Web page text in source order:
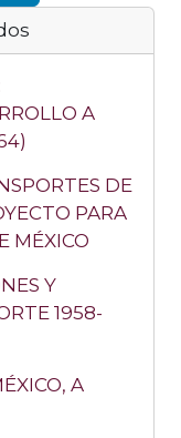
A
DE
PARA
MÉXICO
Y
1958-
A